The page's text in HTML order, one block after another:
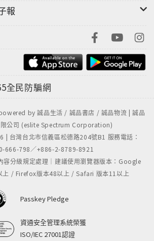
報
全民防騙網
by 誠品生活 / 誠品書店 / 誠品物流 | 誠品
限公司 (eslite Spectrum Corporation)
| 台灣台北市信義區松德路204號B1 服務電話：
666-798／+886-2-8789-8921
容分級規定處理｜建議使用瀏覽器版本：Google
上 / Firefox版本48以上 / Safari 版本11以上
Passkey Pledge
資通安全管理系統榮獲
ISO/IEC 27001認證